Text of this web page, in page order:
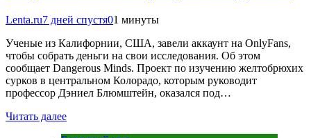
Lenta.ru7 дней спустя01 минуты
Ученые из Калифорнии, США, завели аккаунт на OnlyFans,
чтобы собрать деньги на свои исследования. Об этом
сообщает Dangerous Minds. Проект по изучению желтобрюхих
сурков в центральном Колорадо, которым руководит
профессор Дэниел Блюмштейн, оказался под…
Читать далее